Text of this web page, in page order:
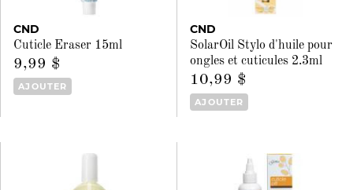
CND
Cuticle Eraser 15ml
9,99 $
AJOUTER
CND
SolarOil Stylo d'huile pour
ongles et cuticules 2.3ml
10,99 $
AJOUTER